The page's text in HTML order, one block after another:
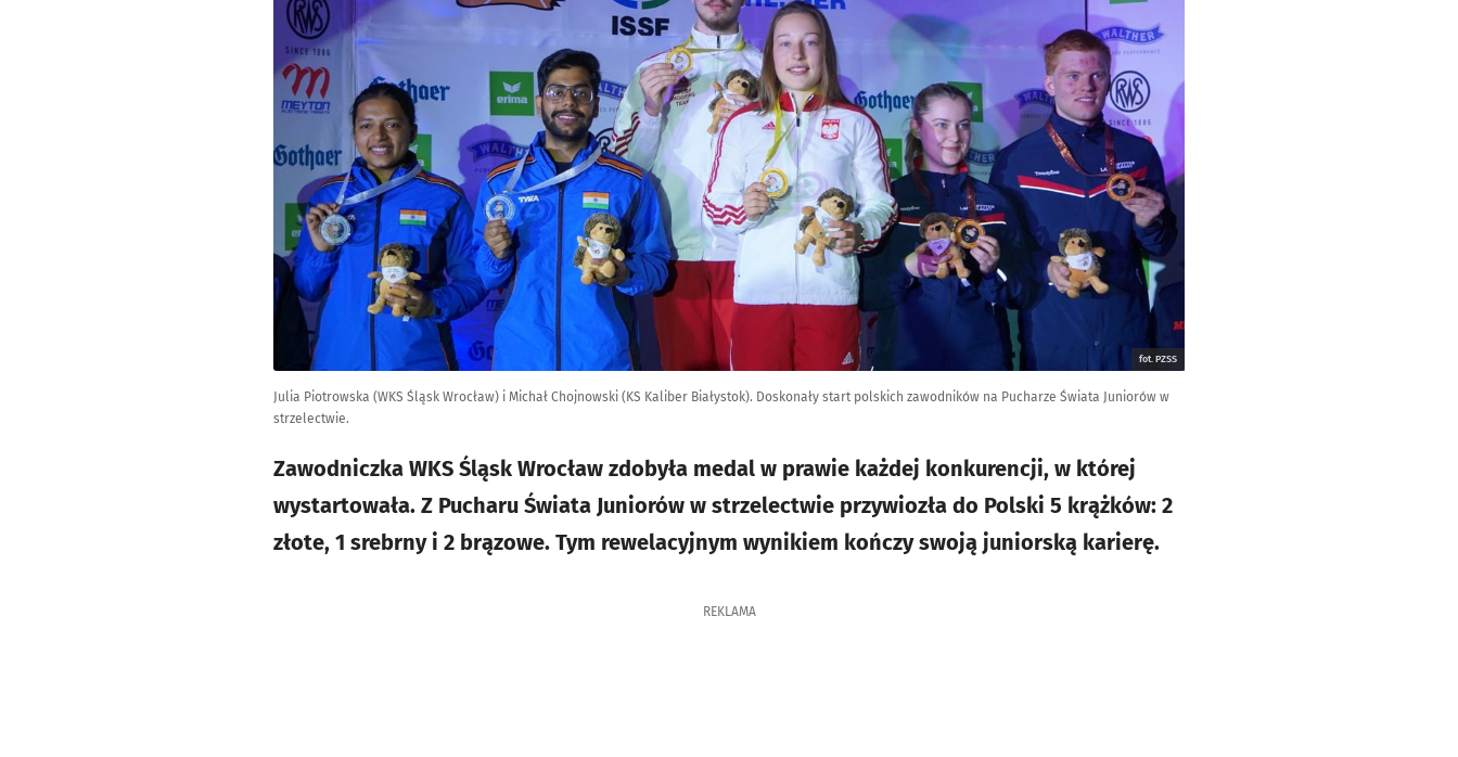
fot. PZSS
Julia Piotrowska (WKS Śląsk Wrocław) i Michał Chojnowski (KS Kaliber Białystok). Doskonały start polskich zawodników na Pucharze Świata Juniorów w
strzelectwie.
Zawodniczka WKS Śląsk Wrocław zdobyła medal w prawie każdej konkurencji, w której
wystartowała. Z Pucharu Świata Juniorów w strzelectwie przywiozła do Polski 5 krążków: 2
złote, 1 srebrny i 2 brązowe. Tym rewelacyjnym wynikiem kończy swoją juniorską karierę.
REKLAMA